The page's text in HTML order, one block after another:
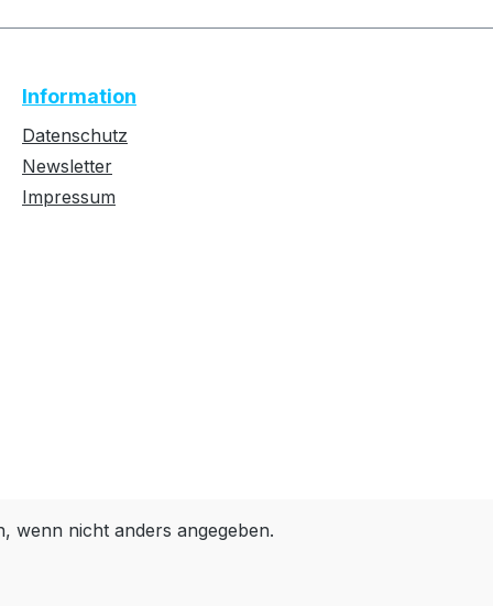
Information
Datenschutz
Newsletter
Impressum
wenn nicht anders angegeben.
Niedrige Sättigung